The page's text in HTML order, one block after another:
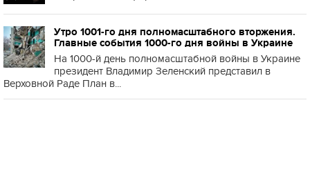
Утро 1001-го дня полномасштабного вторжения.
Главные события 1000-го дня войны в Украине
На 1000-й день полномасштабной войны в Украине
президент Владимир Зеленский представил в
Верховной Раде План в...